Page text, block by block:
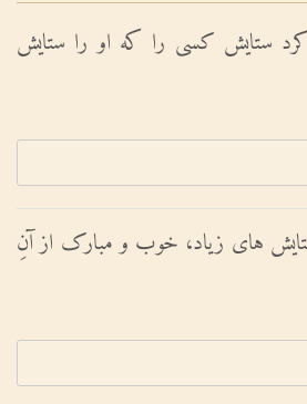
کرد ستایش کسى را که او را ستایش
هاى زیاد، خوب و مبارک از آنِ